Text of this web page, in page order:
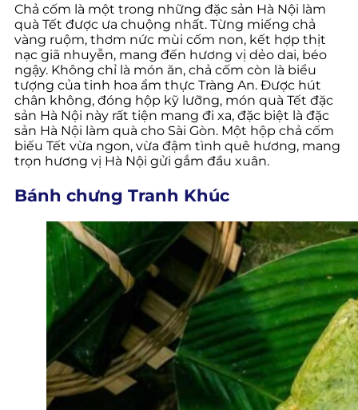
Chả cốm là một trong những đặc sản Hà Nội làm
quà Tết được ưa chuộng nhất. Từng miếng chả
vàng ruộm, thơm nức mùi cốm non, kết hợp thịt
nạc giã nhuyễn, mang đến hương vị dẻo dai, béo
ngậy. Không chỉ là món ăn, chả cốm còn là biểu
tượng của tinh hoa ẩm thực Tràng An. Được hút
chân không, đóng hộp kỹ lưỡng, món quà Tết đặc
sản Hà Nội này rất tiện mang đi xa, đặc biệt là đặc
sản Hà Nội làm quà cho Sài Gòn. Một hộp chả cốm
biếu Tết vừa ngon, vừa đậm tình quê hương, mang
trọn hương vị Hà Nội gửi gắm đầu xuân.
Bánh chưng Tranh Khúc